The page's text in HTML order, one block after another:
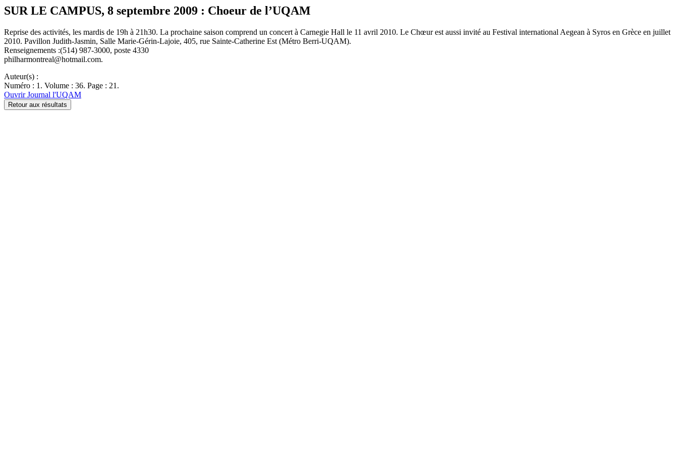
SUR LE CAMPUS, 8 septembre 2009 : Choeur de l’UQAM
Reprise des activités, les mardis de 19h à 21h30. La prochaine saison comprend un concert à Carnegie Hall le 11 avril 2010. Le Chœur est aussi invité au Festival international Aegean à Syros en Grèce en juillet
2010. Pavillon Judith-Jasmin, Salle Marie-Gérin-Lajoie, 405, rue Sainte-Catherine Est (Métro Berri-UQAM).
Renseignements :(514) 987-3000, poste 4330
philharmontreal@hotmail.com.
Auteur(s) :
Numéro : 1. Volume : 36. Page : 21.
Ouvrir Journal l'UQAM
Retour aux résultats